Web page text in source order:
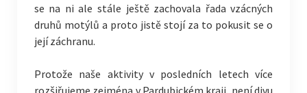
se na ni ale stále ještě zachovala řada vzácných
druhů motýlů a proto jistě stojí za to pokusit se o
její záchranu.
Protože naše aktivity v posledních letech více